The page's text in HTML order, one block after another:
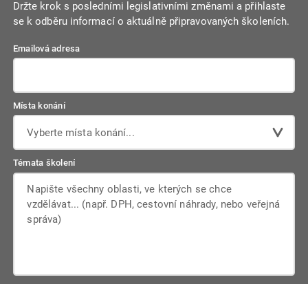
Držte krok s posledními legislativními změnami a přihlaste
se k odběru informací o aktuálně připravovaných školeních.
Emailová adresa
Místa konání
Vyberte místa konání...
Témata školení